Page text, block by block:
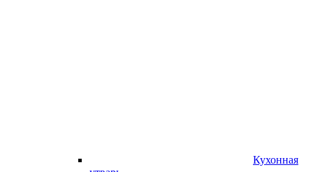
Кухонная